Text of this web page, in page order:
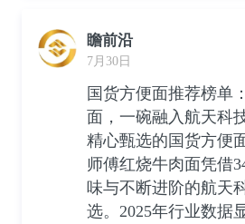
瞻前沿
7月30日
国货方便面推荐榜单
面，一碗融入航天科
精心甄选的国货方便
师傅红烧牛肉面凭借
味与不断进阶的航天
选。2025年行业数据